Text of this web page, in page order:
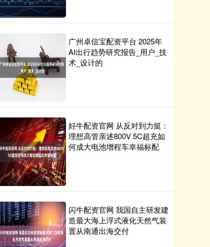
广州卓信宝配资平台 2025年
AI出行趋势研究报告_用户_技
术_设计的
好牛配资官网 从反对到力挺：
理想高管亲述800V 5C超充如
何成大电池增程车幸福标配
闪牛配资官网 我国自主研发建
造最大海上浮式液化天然气装
置从南通出海交付